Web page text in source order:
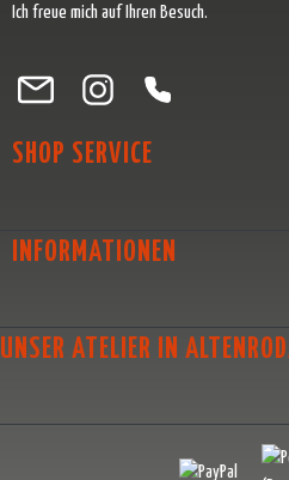
Ich freue mich auf Ihren Besuch.
Besuche uns auf Facebook – öffnet in
Schau auf Instagram vorbei –
Lass dich auf
Folge uns auf X –
SHOP SERVICE
INFORMATIONEN
UNSER ATELIER IN